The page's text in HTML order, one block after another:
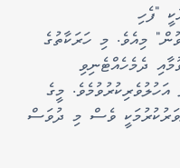
"ފެހި
މިއެވެ. މި ހަރަކާތުގެ
ދެމެހެއްޓެނިވި
މީގެ
ވެސް މި ދުވަސް